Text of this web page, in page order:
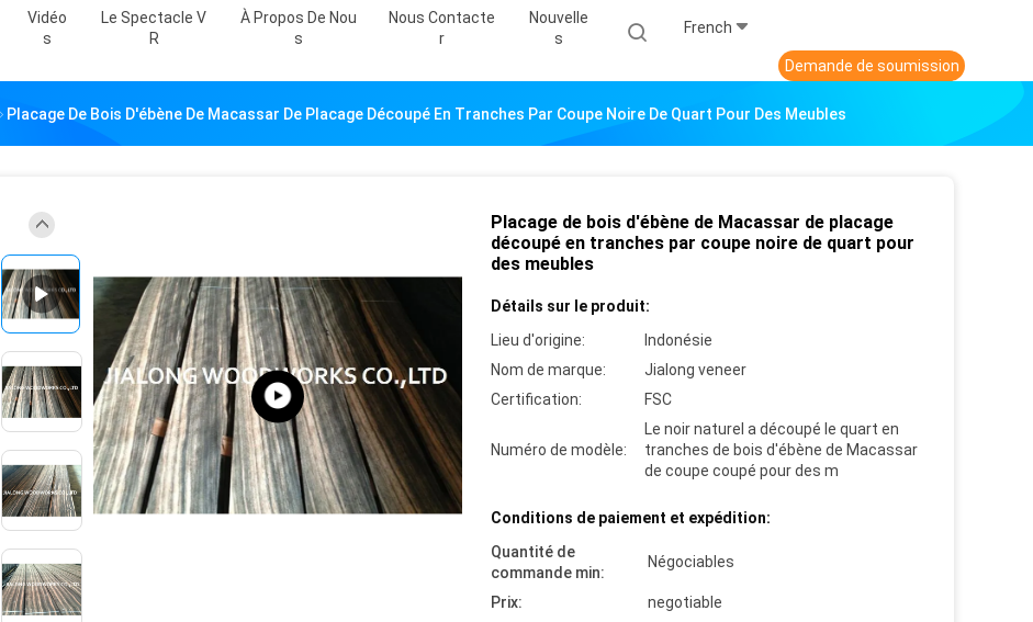
Vidéo
S
Le Spectacle V
R
À Propos De Nou
S
Nous Contacte
R
Nouvelle
S
French
Demande de soumission
Placage De Bois D'ébène De Macassar De Placage Découpé En Tranches Par Coupe Noire De Quart Pour Des Meubles
Placage de bois d'ébène de Macassar de placage
découpé en tranches par coupe noire de quart pour
des meubles
Détails sur le produit:
Lieu d'origine:
Indonésie
Nom de marque:
Jialong veneer
Certification:
FSC
Numéro de modèle:
Le noir naturel a découpé le quart en
tranches de bois d'ébène de Macassar
de coupe coupé pour des m
Conditions de paiement et expédition:
Quantité de
commande min:
Négociables
Prix: negotiable